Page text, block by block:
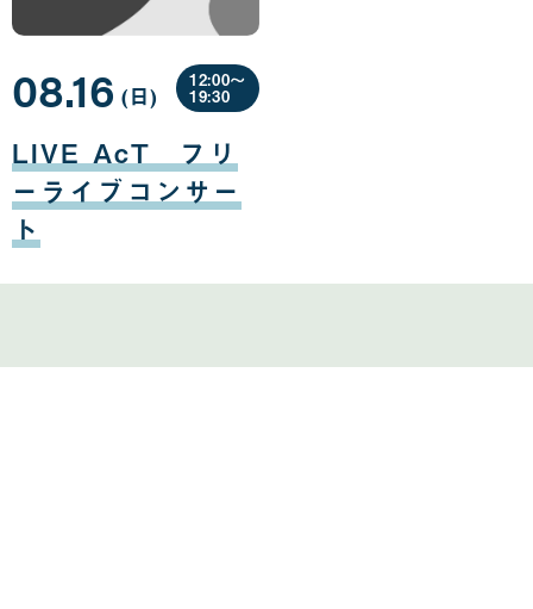
LIVE AcT フリ
ーライブコンサー
ト
08.16
月
16
日
(日曜
日
)
12:00〜
19:30